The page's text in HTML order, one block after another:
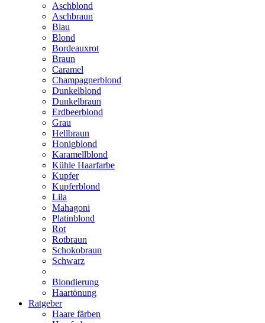
Aschblond
Aschbraun
Blau
Blond
Bordeauxrot
Braun
Caramel
Champagnerblond
Dunkelblond
Dunkelbraun
Erdbeerblond
Grau
Hellbraun
Honigblond
Karamellblond
Kühle Haarfarbe
Kupfer
Kupferblond
Lila
Mahagoni
Platinblond
Rot
Rotbraun
Schokobraun
Schwarz
Blondierung
Haartönung
Ratgeber
Haare färben